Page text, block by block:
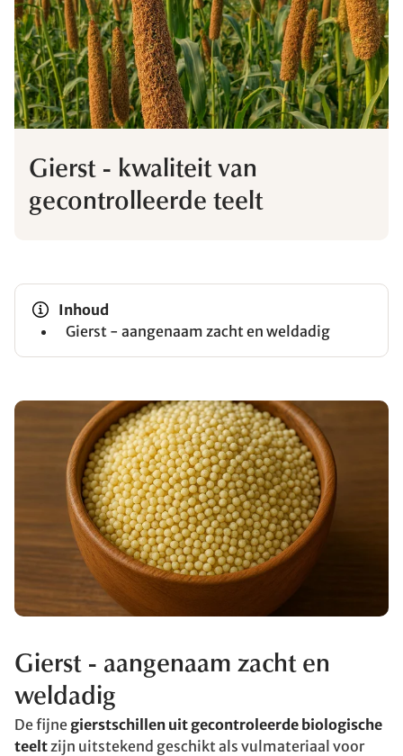
Gierst - kwaliteit van
gecontrolleerde teelt
Inhoud
Gierst - aangenaam zacht en weldadig
Gierst - aangenaam zacht en
weldadig
De fijne gierstschillen uit gecontroleerde biologische
teelt zijn uitstekend geschikt als vulmateriaal voor